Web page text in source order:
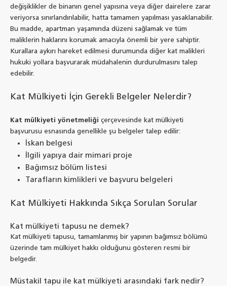
değişiklikler de binanın genel yapısına veya diğer dairelere zarar
veriyorsa sınırlandırılabilir, hatta tamamen yapılması yasaklanabilir.
Bu madde, apartman yaşamında düzeni sağlamak ve tüm
maliklerin haklarını korumak amacıyla önemli bir yere sahiptir.
Kurallara aykırı hareket edilmesi durumunda diğer kat malikleri
hukuki yollara başvurarak müdahalenin durdurulmasını talep
edebilir.
Kat Mülkiyeti İçin Gerekli Belgeler Nelerdir?
Kat mülkiyeti yönetmeliği çerçevesinde kat mülkiyeti
başvurusu esnasında genellikle şu belgeler talep edilir:
İskan belgesi
İlgili yapıya dair mimari proje
Bağımsız bölüm listesi
Tarafların kimlikleri ve başvuru belgeleri
Kat Mülkiyeti Hakkında Sıkça Sorulan Sorular
Kat mülkiyeti tapusu ne demek?
Kat mülkiyeti tapusu, tamamlanmış bir yapının bağımsız bölümü
üzerinde tam mülkiyet hakkı olduğunu gösteren resmi bir
belgedir.
Müstakil tapu ile kat mülkiyeti arasındaki fark nedir?